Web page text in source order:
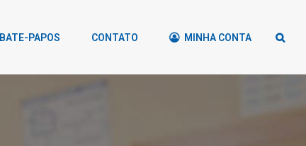
BATE-PAPOS CONTATO MINHA CONTA